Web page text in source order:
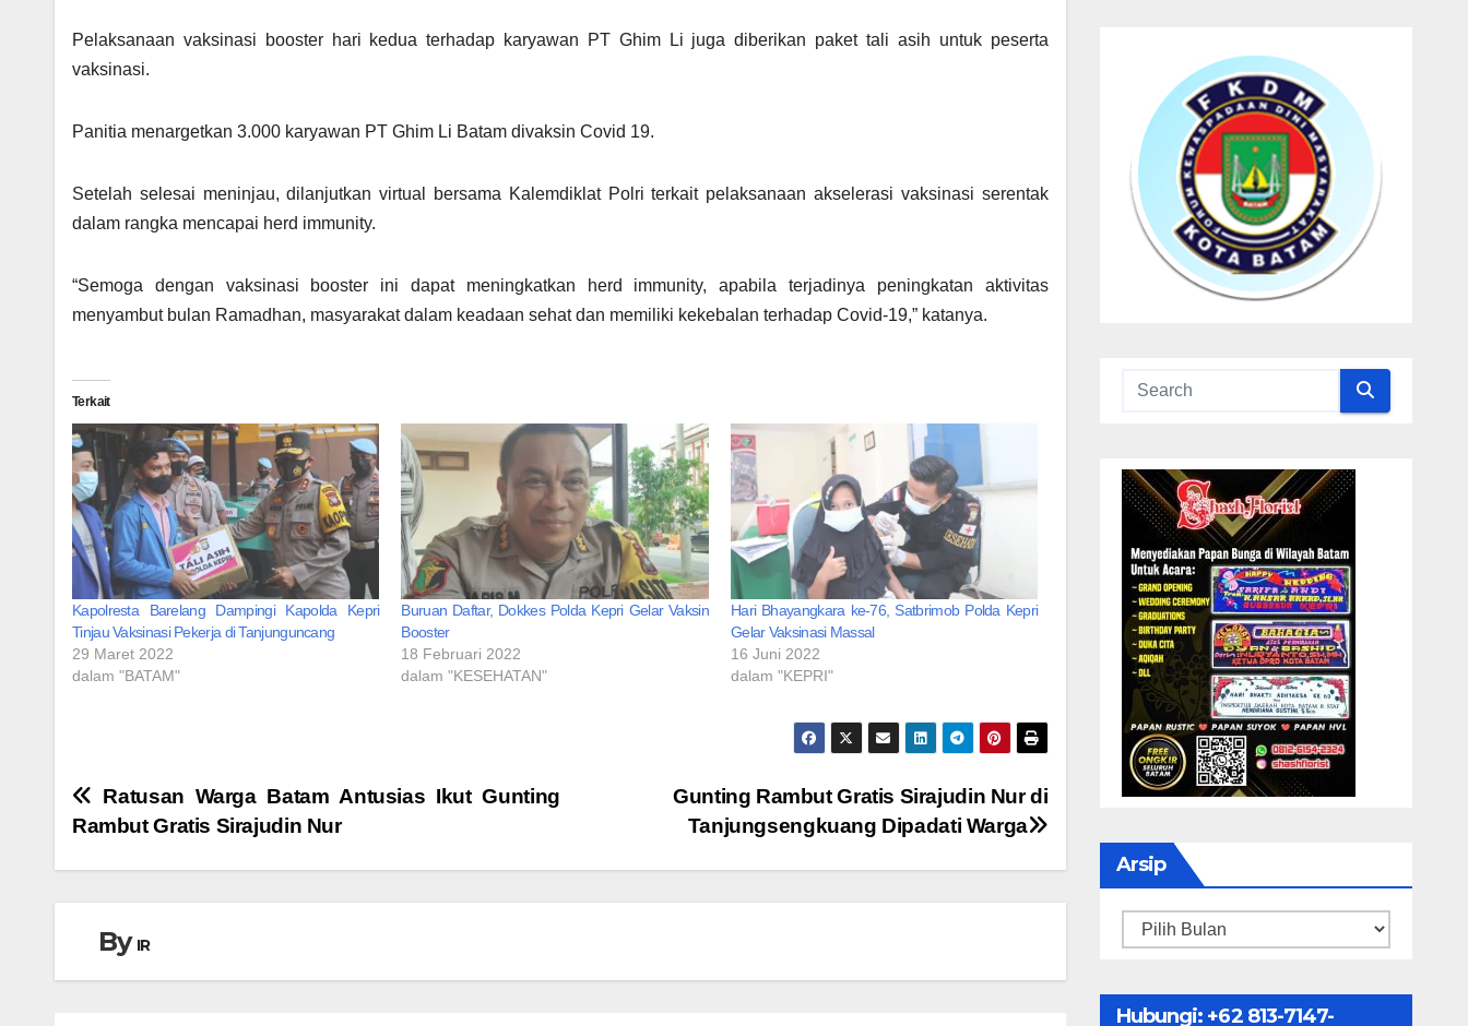
Pelaksanaan vaksinasi booster hari kedua terhadap karyawan PT Ghim Li juga diberikan paket tali asih untuk peserta
vaksinasi.
Panitia menargetkan 3.000 karyawan PT Ghim Li Batam divaksin Covid 19.
Setelah selesai meninjau, dilanjutkan virtual bersama Kalemdiklat Polri terkait pelaksanaan akselerasi vaksinasi serentak
dalam rangka mencapai herd immunity.
“Semoga dengan vaksinasi booster ini dapat meningkatkan herd immunity, apabila terjadinya peningkatan aktivitas
menyambut bulan Ramadhan, masyarakat dalam keadaan sehat dan memiliki kekebalan terhadap Covid-19,” katanya.
Terkait
Kapolresta Barelang Dampingi Kapolda Kepri
Tinjau Vaksinasi Pekerja di Tanjunguncang
29 Maret 2022
dalam "BATAM"
Buruan Daftar, Dokkes Polda Kepri Gelar Vaksin
Booster
18 Februari 2022
dalam "KESEHATAN"
Hari Bhayangkara ke-76, Satbrimob Polda Kepri
Gelar Vaksinasi Massal
16 Juni 2022
dalam "KEPRI"
Navigasi
Gunting Rambut Gratis Sirajudin Nur di
Tanjungsengkuang Dipadati Warga
Ratusan Warga Batam Antusias Ikut Gunting
Rambut Gratis Sirajudin Nur
By IR
Arsip
Arsip
Hubungi: ‪+62 813-7147-